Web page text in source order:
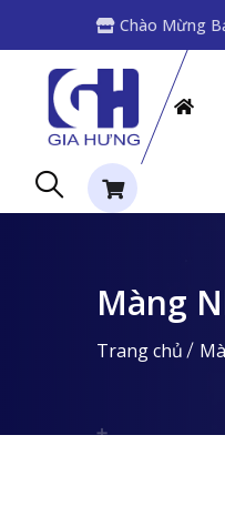
Chào Mừng
Màng
Trang chủ